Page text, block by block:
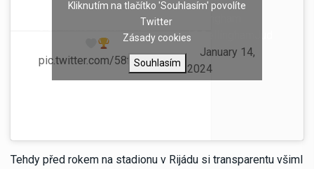
First trophy with the greatest
club in the world! HALA
pic.twitter.com/58fZFkalTn
(@BellinghamJud
January 14,
2024
Kliknutím na tlačítko 'Souhlasím' povolíte
Twitter
Zásady cookies
Souhlasím
Tehdy před rokem na stadionu v Rijádu si transparentu všiml